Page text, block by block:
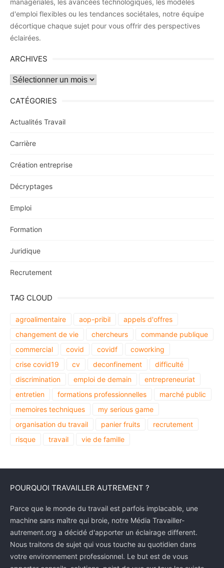
managériales, les avancées technologiques, les modèles
d'emploi flexibles ou les tendances sociétales, notre équipe
décortique chaque sujet pour vous offrir des perspectives
éclairées.
ARCHIVES
Archives
CATÉGORIES
Actualités Travail
Carrière
Création entreprise
Décryptages
Emploi
Formation
Juridique
Recrutement
TAG CLOUD
agroalimentaire aop-pribil
appels d'offres
changement de vie
chercheurs
commande publique
commercial
covid covidf
coworking
crise covid19
cv deconfinement
difficulté
discrimination
emploi de demain
entrepreneuriat
entretien
formations professionnelles
marché public
memoires techniques
my serious game
organisation du travail
panier fruits
recrutement
risque
travail vie de famille
POURQUOI TRAVAILLER AUTREMENT ?
Parce que le monde du travail est parfois implacable, une
machine sans maître qui broie, notre Média Travailler-
autrement.org a décidé d'apporter un éclairage different.
Nous traitons de sujet qui vous touche au quotidien dans
votre environnement professionnel. Le but est de vous